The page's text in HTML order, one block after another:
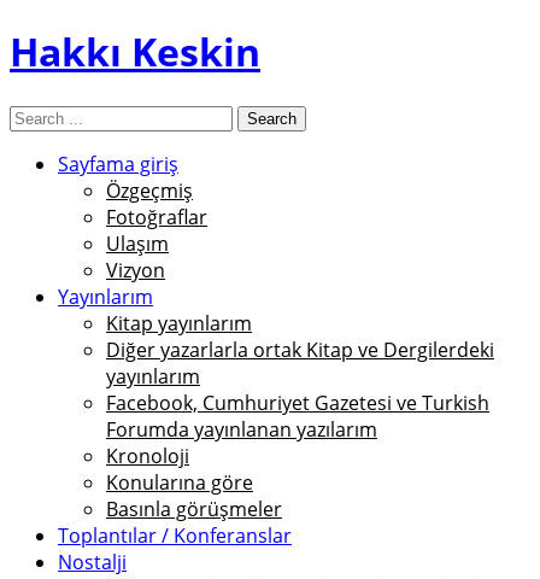
Hakkı Keskin
Sayfama giriş
Özgeçmiş
Fotoğraflar
Ulaşım
Vizyon
Yayınlarım
Kitap yayınlarım
Diğer yazarlarla ortak Kitap ve Dergilerdeki
yayınlarım
Facebook, Cumhuriyet Gazetesi ve Turkish
Forumda yayınlanan yazılarım
Kronoloji
Konularına göre
Basınla görüşmeler
Toplantılar / Konferanslar
Nostalji